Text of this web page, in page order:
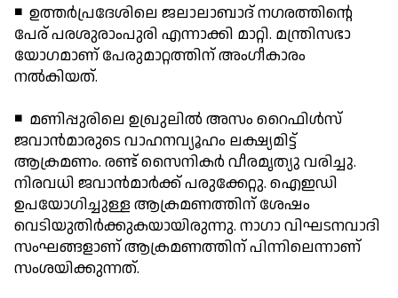
◾ ഉത്തര്‍പ്രദേശിലെ ജലാലാബാദ് നഗരത്തിന്റെ
പേര് പരശുരാംപുരി എന്നാക്കി മാറ്റി. മന്ത്രിസഭാ
യോഗമാണ് പേരുമാറ്റത്തിന് അംഗീകാരം
നല്‍കിയത്.
◾ മണിപ്പുരിലെ ഉഖ്രുലില്‍ അസം റൈഫിള്‍സ്
ജവാന്‍മാരുടെ വാഹനവ്യൂഹം ലക്ഷ്യമിട്ട്
ആക്രമണം. രണ്ട് സൈനികര്‍ വീരമൃത്യു വരിച്ചു.
നിരവധി ജവാന്‍മാര്‍ക്ക് പരുക്കേറ്റു. ഐഇഡി
ഉപയോഗിച്ചുള്ള ആക്രമണത്തിന് ശേഷം
വെടിയുതിര്‍ക്കുകയായിരുന്നു. നാഗാ വിഘടനവാദി
സംഘങ്ങളാണ് ആക്രമണത്തിന് പിന്നിലെന്നാണ്
സംശയിക്കുന്നത്.